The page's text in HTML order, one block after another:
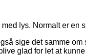
lys. Normalt er
sige det samme
glad for let at